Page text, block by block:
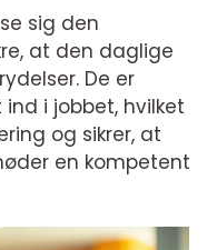
sig den
at den daglige
De er
i jobbet, hvilket
og sikrer, at
en kompetent